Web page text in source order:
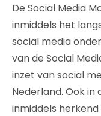
De Social Media
inmiddels het
social media
van de Social
inzet van social
Nederland. Ook
inmiddels